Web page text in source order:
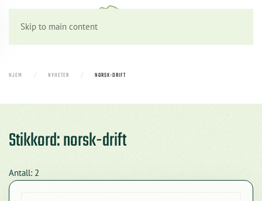
Skip to main content
HJEM NYHETER NORSK-DRIFT
Stikkord: norsk-drift
Antall: 2